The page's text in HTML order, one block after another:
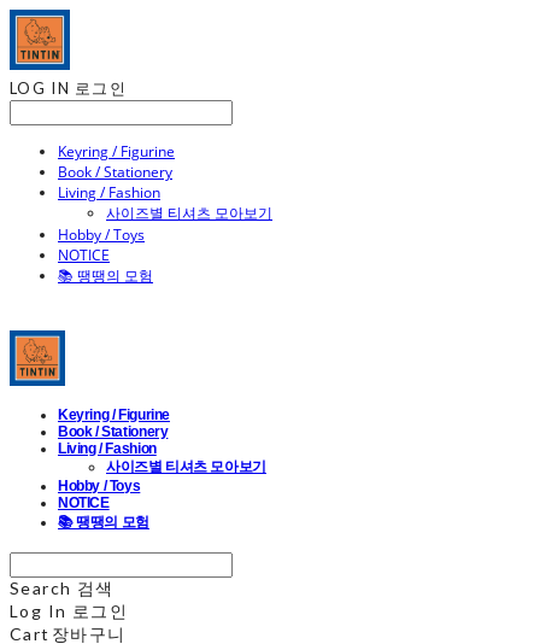
LOG IN 로그인
Keyring / Figurine
Book / Stationery
Living / Fashion
사이즈별 티셔츠 모아보기
Hobby / Toys
NOTICE
📚 땡땡의 모험
Keyring / Figurine
Book / Stationery
Living / Fashion
사이즈별 티셔츠 모아보기
Hobby / Toys
NOTICE
📚 땡땡의 모험
Search 검색
Log In 로그인
Cart 장바구니